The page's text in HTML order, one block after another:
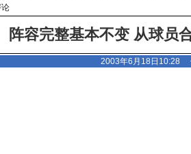
阵容完整基本不变 从球员
2003年6月18日10:28